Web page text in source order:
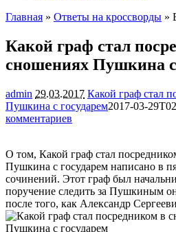
Главная » Ответы на кроссворды »
Какой граф стал
сношениях Пушкина с
admin 29.03.2017 Какой граф стал
Пушкина с государем2017-03-
комментариев
О том, Какой граф стал
Пушкина с государем написано в
сочинений. Этот граф был
поручение следить за Пушкиным
после того, как Александр